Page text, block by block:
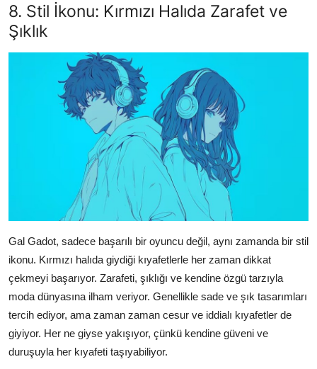
8. Stil İkonu: Kırmızı Halıda Zarafet ve
Şıklık
Gal Gadot, sadece başarılı bir oyuncu değil, aynı zamanda bir stil
ikonu. Kırmızı halıda giydiği kıyafetlerle her zaman dikkat
çekmeyi başarıyor. Zarafeti, şıklığı ve kendine özgü tarzıyla
moda dünyasına ilham veriyor. Genellikle sade ve şık tasarımları
tercih ediyor, ama zaman zaman cesur ve iddialı kıyafetler de
giyiyor. Her ne giyse yakışıyor, çünkü kendine güveni ve
duruşuyla her kıyafeti taşıyabiliyor.